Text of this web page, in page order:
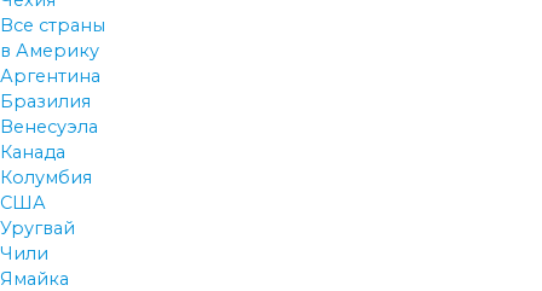
Все страны
в Америку
Аргентина
Бразилия
Венесуэла
Канада
Колумбия
США
Уругвай
Чили
Ямайка